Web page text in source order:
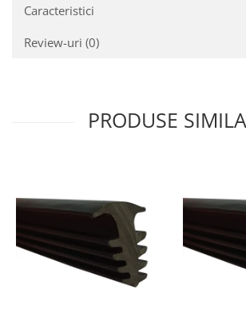
Caracteristici
Review-uri (0)
PRODUSE